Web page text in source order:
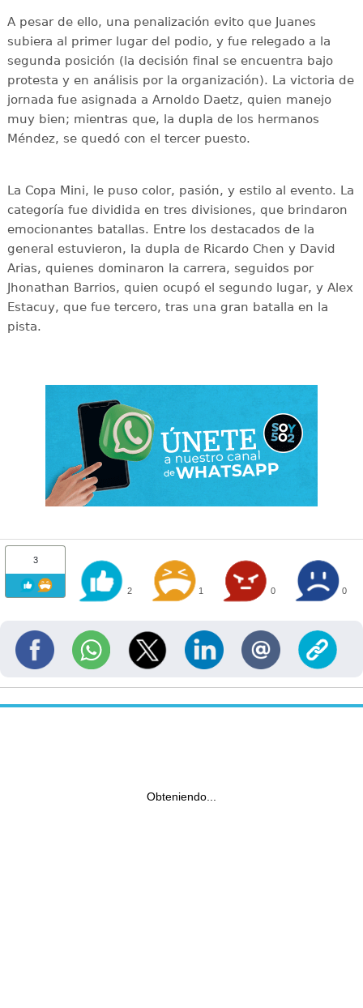
A pesar de ello, una penalización evito que Juanes
subiera al primer lugar del podio, y fue relegado a la
segunda posición (la decisión final se encuentra bajo
protesta y en análisis por la organización). La victoria de
jornada fue asignada a Arnoldo Daetz, quien manejo
muy bien; mientras que, la dupla de los hermanos
Méndez, se quedó con el tercer puesto.
La Copa Mini, le puso color, pasión, y estilo al evento. La
categoría fue dividida en tres divisiones, que brindaron
emocionantes batallas. Entre los destacados de la
general estuvieron, la dupla de Ricardo Chen y David
Arias, quienes dominaron la carrera, seguidos por
Jhonathan Barrios, quien ocupó el segundo lugar, y Alex
Estacuy, que fue tercero, tras una gran batalla en la
pista.
3
2 1 0 0
Obteniendo...